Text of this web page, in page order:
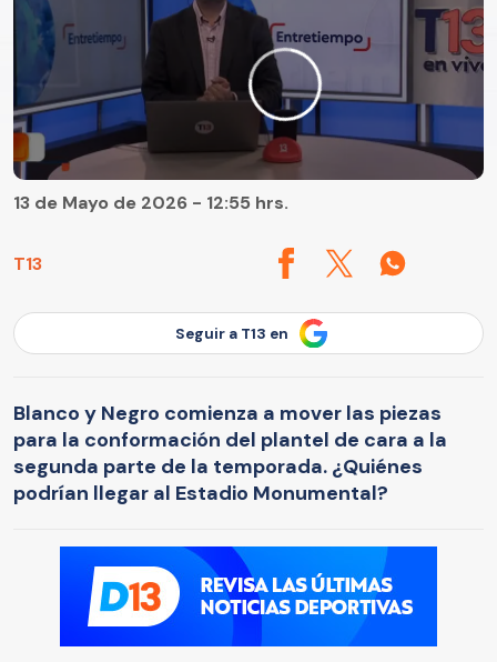
T13
13 de Mayo de 2026 - 12:55 hrs.
Seguir a T13 en
Blanco y Negro comienza a mover las piezas
para la conformación del plantel de cara a la
segunda parte de la temporada. ¿Quiénes
podrían llegar al Estadio Monumental?